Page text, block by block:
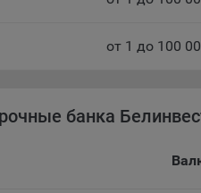
от 1 до 100
банка